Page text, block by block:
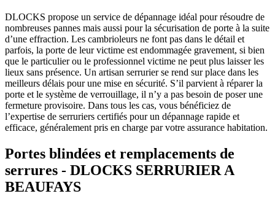
DLOCKS propose un service de dépannage idéal pour résoudre de
nombreuses pannes mais aussi pour la sécurisation de porte à la suite
d’une effraction. Les cambrioleurs ne font pas dans le détail et
parfois, la porte de leur victime est endommagée gravement, si bien
que le particulier ou le professionnel victime ne peut plus laisser les
lieux sans présence. Un artisan serrurier se rend sur place dans les
meilleurs délais pour une mise en sécurité. S’il parvient à réparer la
porte et le système de verrouillage, il n’y a pas besoin de poser une
fermeture provisoire. Dans tous les cas, vous bénéficiez de
l’expertise de serruriers certifiés pour un dépannage rapide et
efficace, généralement pris en charge par votre assurance habitation.
Portes blindées et remplacements de
serrures - DLOCKS SERRURIER A
BEAUFAYS